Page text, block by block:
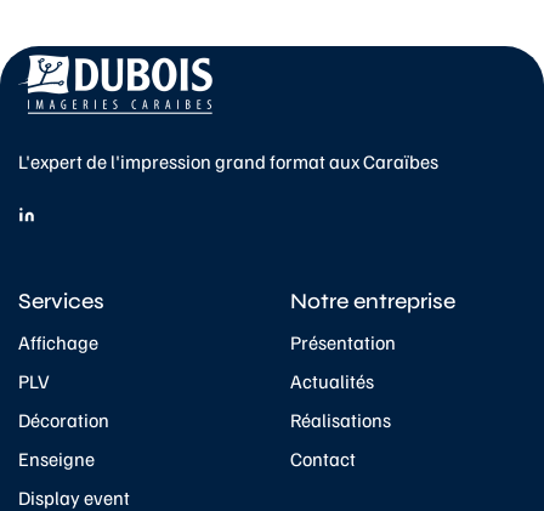
L'expert de l'impression grand format aux Caraïbes
Services
Affichage
PLV
Décoration
Enseigne
Display event
Notre entreprise
Présentation
Actualités
Réalisations
Contact